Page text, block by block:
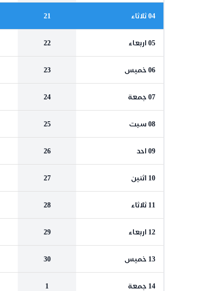
04 ثلاثاء 21
05 اربعاء 22
06 خميس 23
07 جمعة 24
08 سبت 25
09 احد 26
10 اثنين 27
11 ثلاثاء 28
12 اربعاء 29
13 خميس 30
14 جمعة 1